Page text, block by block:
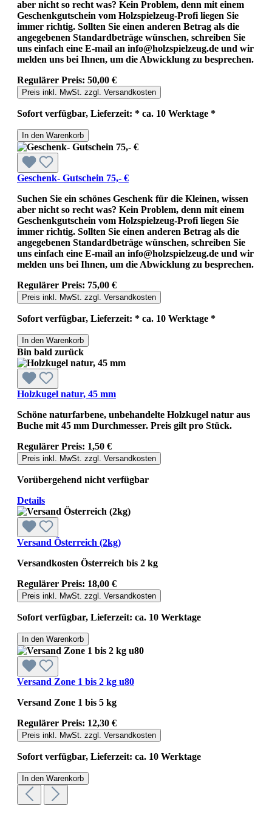
aber nicht so recht was? Kein Problem, denn mit einem
Geschenkgutschein vom Holzspielzeug-Profi liegen Sie
immer richtig. Sollten Sie einen anderen Betrag als die
angegebenen Standardbeträge wünschen, schreiben Sie
uns einfach eine E-mail an info@holzspielzeug.de und wir
melden uns bei Ihnen, um die Abwicklung zu besprechen.
Regulärer Preis: 50,00 €
Preis inkl. MwSt. zzgl. Versandkosten
Sofort verfügbar, Lieferzeit: * ca. 10 Werktage *
In den Warenkorb
Geschenk- Gutschein 75,- €
Suchen Sie ein schönes Geschenk für die Kleinen, wissen
aber nicht so recht was? Kein Problem, denn mit einem
Geschenkgutschein vom Holzspielzeug-Profi liegen Sie
immer richtig. Sollten Sie einen anderen Betrag als die
angegebenen Standardbeträge wünschen, schreiben Sie
uns einfach eine E-mail an info@holzspielzeug.de und wir
melden uns bei Ihnen, um die Abwicklung zu besprechen.
Regulärer Preis: 75,00 €
Preis inkl. MwSt. zzgl. Versandkosten
Sofort verfügbar, Lieferzeit: * ca. 10 Werktage *
In den Warenkorb
Bin bald zurück
Holzkugel natur, 45 mm
Schöne naturfarbene, unbehandelte Holzkugel natur aus
Buche mit 45 mm Durchmesser. Preis gilt pro Stück.
Regulärer Preis: 1,50 €
Preis inkl. MwSt. zzgl. Versandkosten
Vorübergehend nicht verfügbar
Details
Versand Österreich (2kg)
Versandkosten Österreich bis 2 kg
Regulärer Preis: 18,00 €
Preis inkl. MwSt. zzgl. Versandkosten
Sofort verfügbar, Lieferzeit: ca. 10 Werktage
In den Warenkorb
Versand Zone 1 bis 2 kg u80
Versand Zone 1 bis 5 kg
Regulärer Preis: 12,30 €
Preis inkl. MwSt. zzgl. Versandkosten
Sofort verfügbar, Lieferzeit: ca. 10 Werktage
In den Warenkorb